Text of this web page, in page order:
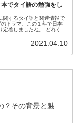
でタイ語の勉強をし
関するタイ語と関連情報で
ドラマ、この１年で日本
着しましたね。 どれくら
くタイ語の勉強にもなれば
2021.04.10
？その背景と魅